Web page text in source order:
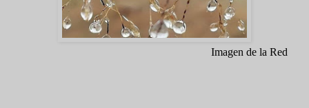
Imagen de la Red